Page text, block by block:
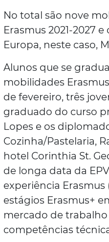
No total são nove
Erasmus 2021-2027
Europa, neste caso,
Alunos que se
mobilidades
de fevereiro, três
graduado do curso
Lopes e os
Cozinha/Pastelaria,
hotel Corinthia St.
de longa data da
experiência
estágios Erasmus+
mercado de
competências